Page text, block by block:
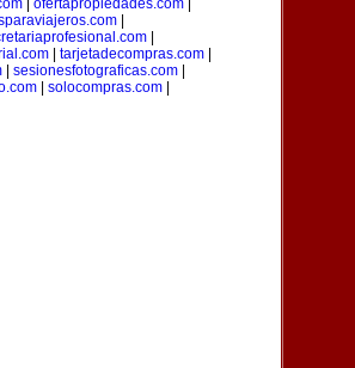
| ofertapropiedades.com|
|
|
| tarjetadecompras.com|
| sesionesfotograficas.com|
solocompras.com